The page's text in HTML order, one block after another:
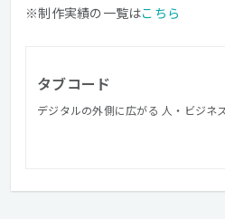
※制作実績の一覧はこちら
タブコード
デジタルの外側に広がる 人・ビジネ